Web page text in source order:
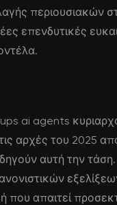
περιουσιακών
επενδυτικές
ai agents
αρχές του 2025
αυτή την
που απαιτεί